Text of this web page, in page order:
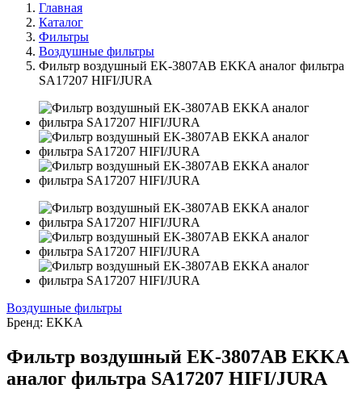
Главная
Каталог
Фильтры
Воздушные фильтры
Фильтр воздушный EK-3807AB EKKA аналог фильтра
SA17207 HIFI/JURA
Воздушные фильтры
Бренд: EKKA
Фильтр воздушный EK-3807AB EKKA
аналог фильтра SA17207 HIFI/JURA